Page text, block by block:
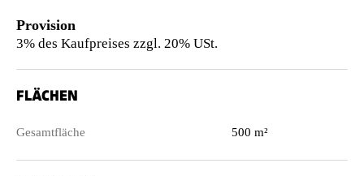
Provision
3% des Kaufpreises zzgl. 20% USt.
FLÄCHEN
Gesamtfläche 500 m²